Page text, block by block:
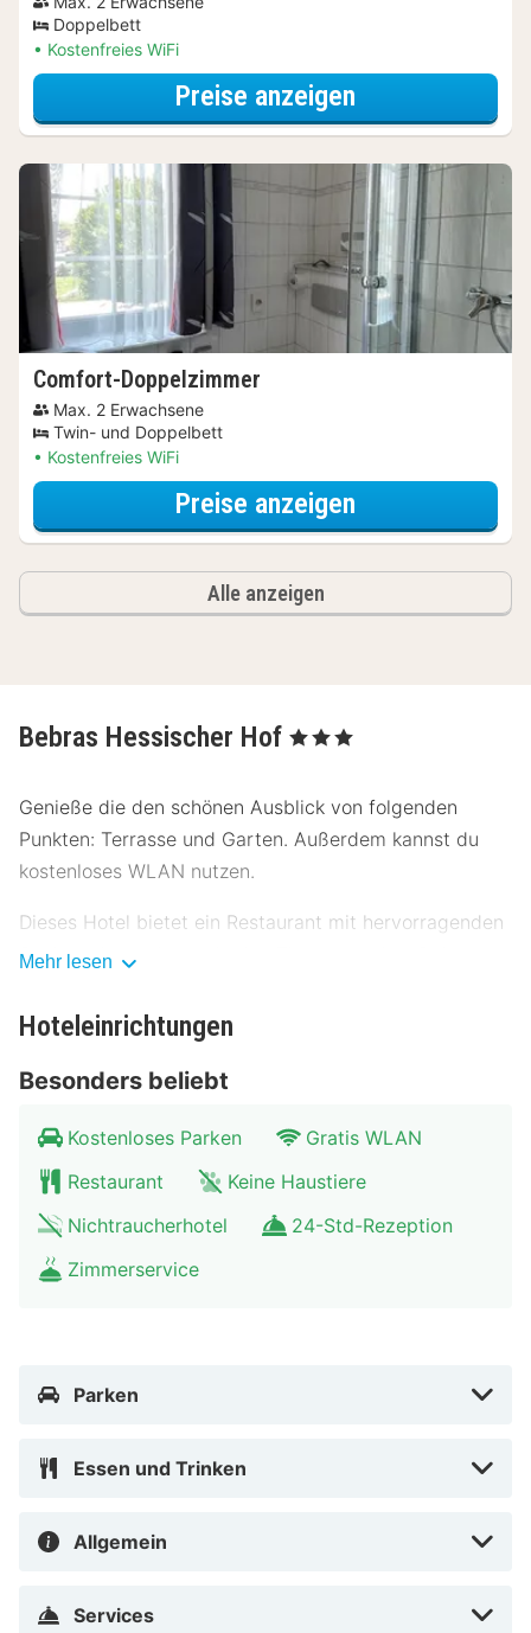
Doppelbett
Kostenfreies WiFi
Preise anzeigen
Comfort-Doppelzimmer
Max. 2 Erwachsene
Twin- und Doppelbett
Kostenfreies WiFi
Preise anzeigen
Alle anzeigen
Bebras Hessischer Hof , 3 Sterne
Genieße die den schönen Ausblick von folgenden
Punkten: Terrasse und Garten. Außerdem kannst du
kostenloses WLAN nutzen.
Dieses Hotel bietet ein Restaurant mit hervorragenden
Speisen. Nutz alternativ den Zimmerservice. Deinen
Gebühr wird täglich von 06:30 Uhr bis 09:30 Uhr ein
Sternebeurteilungen für Unterkünfte in diesem Land:
Deutschland. Diese Unterkunft erhielt 3 stars und wird
auf dieser Seite mit 3 Sternen aufgeführt.
Express-Check-out und kostenlose Zeitungen in der
Veranstaltungsräumlichkeiten zählen Konferenzfläche
Parken ohne Service (kostenlos).
WLAN-Internetzugang (kostenlos) steht zur Verfügung.
Toilettenartikel und Haartrockner. Zur Austattung
Mehr lesen
Hoteleinrichtungen
Besonders beliebt
Kostenloses Parken
Gratis WLAN
Restaurant
Keine Haustiere
Nichtraucherhotel
24-Std-Rezeption
Zimmerservice
Parken
Essen und Trinken
Allgemein
Services